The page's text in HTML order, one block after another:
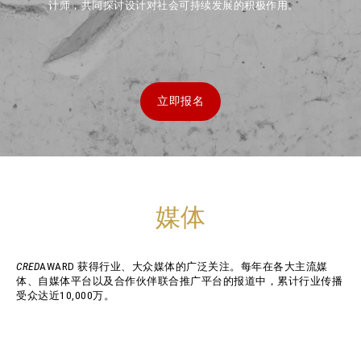
计师，共同探讨设计对社会可持续发展的积极作用。
立即报名
媒体
CREDAWARD 获得行业、大众媒体的广泛关注。每年在各大主流媒
体、自媒体平台以及合作伙伴联合推广平台的报道中，累计行业传播
受众达近10,000万。